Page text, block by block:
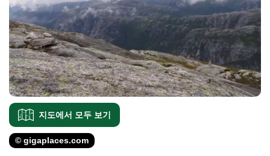
지도에서 모두 보기
© gigaplaces.com